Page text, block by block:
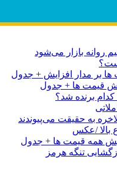
برنده شد؟
بالا /عکس
تنگه هرمز